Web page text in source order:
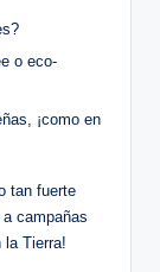
o eco-
¡como en
tan fuerte
campañas
la Tierra!